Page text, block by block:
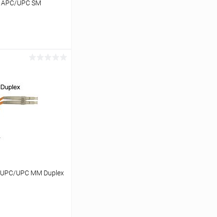
UPC SM
К сравнению
UPC MM Duplex